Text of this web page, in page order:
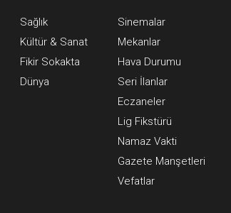
Sağlık
Kültür & Sanat
Fikir Sokakta
Dünya
Sinemalar
Mekanlar
Hava Durumu
Seri İlanlar
Eczaneler
Lig Fikstürü
Namaz Vakti
Gazete Manşetleri
Vefatlar